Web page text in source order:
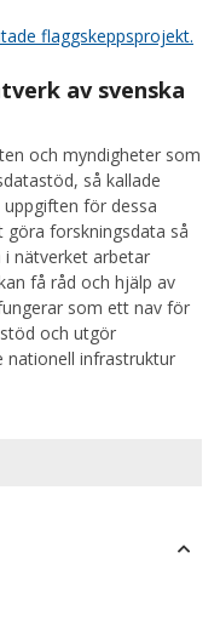
flaggskeppsprojekt.
av svenska
och myndigheter som
så kallade
uppgiften för dessa
forskningsdata så
nätverket arbetar
få råd och hjälp av
som ett nav för
och utgör
nationell infrastruktur